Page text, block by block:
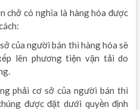
chở có nghĩa là hàng hóa được
của người bán thì hàng hóa sẽ
lên phương tiện vận tải do
phải cơ sở của người bán thì
được đặt dưới quyền định